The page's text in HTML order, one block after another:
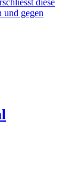
diese
und gegen